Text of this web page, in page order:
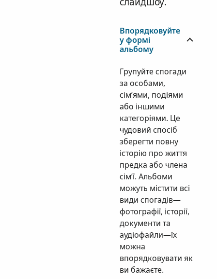
Впорядковуйте
у формі
альбому
Групуйте спогади
за особами,
сім’ями, подіями
або іншими
категоріями. Це
чудовий спосіб
зберегти повну
історію про життя
предка або члена
сім’ї. Альбоми
можуть містити всі
види спогадів—
фотографії, історії,
документи та
аудіофайли—їх
можна
впорядковувати як
ви бажаєте.